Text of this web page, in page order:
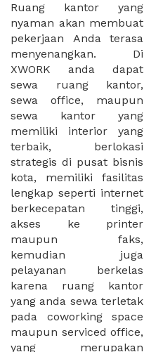
Ruang kantor yang
nyaman akan membuat
pekerjaan Anda terasa
menyenangkan. Di
XWORK anda dapat
sewa ruang kantor,
sewa office, maupun
sewa kantor yang
memiliki interior yang
terbaik, berlokasi
strategis di pusat bisnis
kota, memiliki fasilitas
lengkap seperti internet
berkecepatan tinggi,
akses ke printer
maupun faks,
kemudian juga
pelayanan berkelas
karena ruang kantor
yang anda sewa terletak
pada coworking space
maupun serviced office,
yang merupakan
dapat membantu
pengurusan legalitas
usaha baru Anda,
seperti surat domisili,
Tanda Domisili
Perusahaan, Surat Izin
Usaha Perdagangan,
dan atau akte pendirian
PT maupun akte
pendirian CV untuk
usaha Anda. Sewa
ruang kantor XWORK
juga mempermudah
proses sewa kantor
Anda, karena anda
dapat memilih kantor
yang akan anda sewa,
kemudian Anda dapat
survey atau
mengunjungi calon
kantor Anda, semuanya
akan dibuat lebih
mudah untuk sewa